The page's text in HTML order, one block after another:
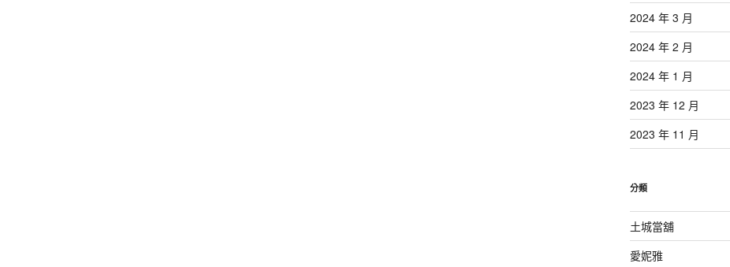
2024 年 3 月
2024 年 2 月
2024 年 1 月
2023 年 12 月
2023 年 11 月
分類
土城當舖
愛妮雅